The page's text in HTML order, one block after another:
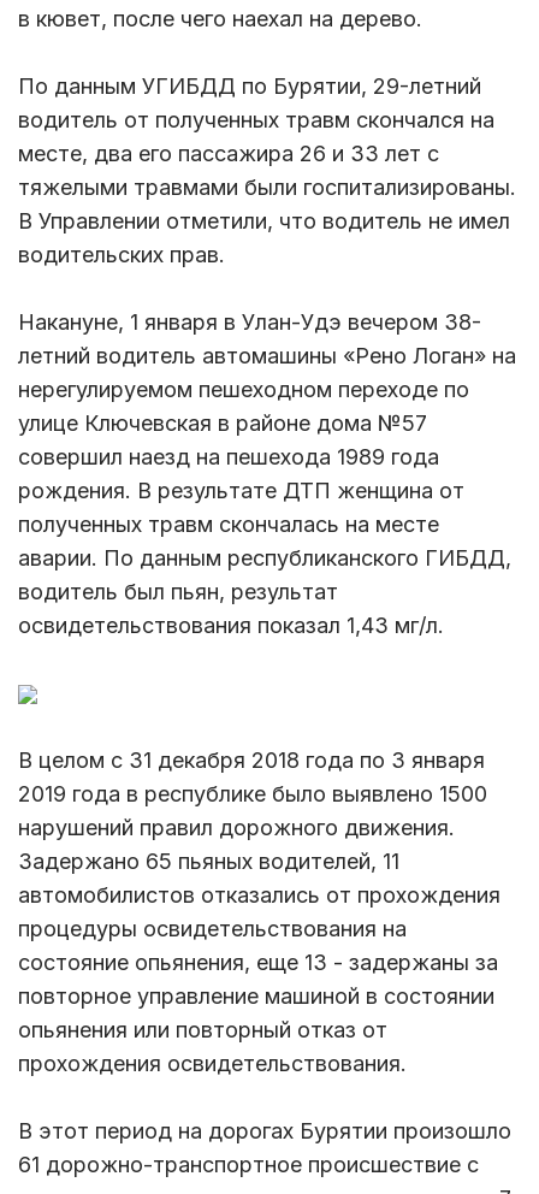
в кювет, после чего наехал на дерево.
По данным УГИБДД по Бурятии, 29-летний
водитель от полученных травм скончался на
месте, два его пассажира 26 и 33 лет с
тяжелыми травмами были госпитализированы.
В Управлении отметили, что водитель не имел
водительских прав.
Накануне, 1 января в Улан-Удэ вечером 38-
летний водитель автомашины «Рено Логан» на
нерегулируемом пешеходном переходе по
улице Ключевская в районе дома №57
совершил наезд на пешехода 1989 года
рождения. В результате ДТП женщина от
полученных травм скончалась на месте
аварии. По данным республиканского ГИБДД,
водитель был пьян, результат
освидетельствования показал 1,43 мг/л.
В целом с 31 декабря 2018 года по 3 января
2019 года в республике было выявлено 1500
нарушений правил дорожного движения.
Задержано 65 пьяных водителей, 11
автомобилистов отказались от прохождения
процедуры освидетельствования на
состояние опьянения, еще 13 - задержаны за
повторное управление машиной в состоянии
опьянения или повторный отказ от
прохождения освидетельствования.
В этот период на дорогах Бурятии произошло
61 дорожно-транспортное происшествие с